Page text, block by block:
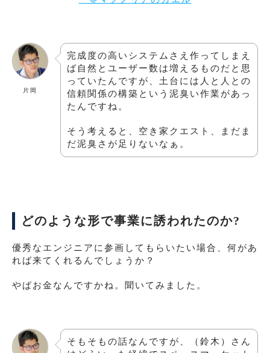
片岡
完成度の高いシステムさえ作ってしまえ
ば自然とユーザー数は増えるものだと思
っていたんですが、土台には人と人との
信頼関係の構築という泥臭い作業があっ
たんですね。
そう考えると、空き家クエスト、まだま
だ泥臭さが足りないなぁ。
どのような形で事業に誘われたのか?
優秀なエンジニアに参画してもらいたい場合、何があ
れば来てくれるんでしょうか？
やぱお金なんですかね。聞いてみました。
そもそもの話なんですが、（鈴木）さん